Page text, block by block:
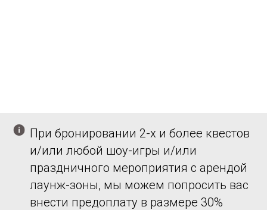
При бронировании 2-х и более квестов
и/или любой шоу-игры и/или
праздничного мероприятия с арендой
лаунж-зоны, мы можем попросить вас
внести предоплату в размере 30%